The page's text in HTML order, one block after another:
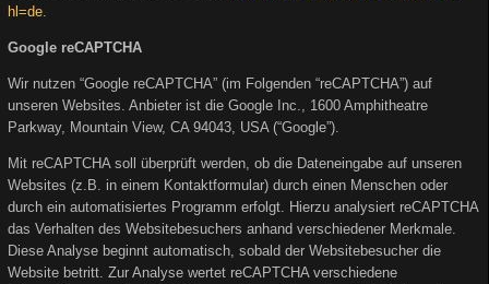
hl=de
Google reCAPTCHA
Wir nutzen “Google reCAPTCHA” (im Folgenden “reCAPTCHA”) auf
unseren Websites. Anbieter ist die Google Inc., 1600 Amphitheatre
Parkway, Mountain View, CA 94043, USA (“Google”).
Mit reCAPTCHA soll überprüft werden, ob die Dateneingabe auf unseren
Websites (z.B. in einem Kontaktformular) durch einen Menschen oder
durch ein automatisiertes Programm erfolgt. Hierzu analysiert reCAPTCHA
das Verhalten des Websitebesuchers anhand verschiedener Merkmale.
Diese Analyse beginnt automatisch, sobald der Websitebesucher die
Website betritt. Zur Analyse wertet reCAPTCHA verschiedene